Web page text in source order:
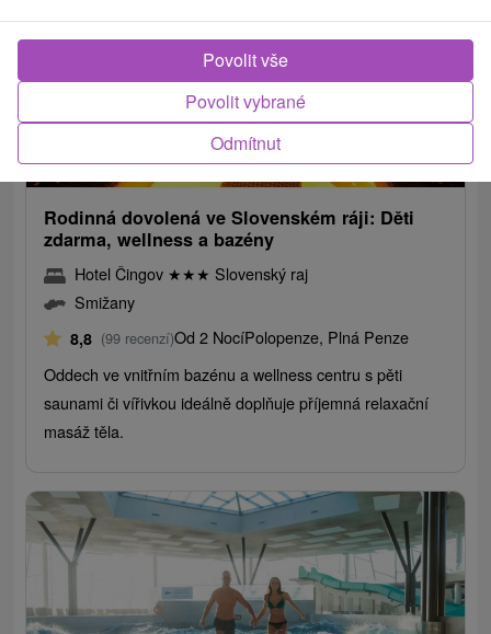
od3 073,01Kč
Sleva 64 %
/noc/osoba
Rodinná dovolená ve Slovenském ráji: Děti
zdarma, wellness a bazény
Hotel Čingov ★★★ Slovenský raj
Smižany
8,8 (99 recenzí)Od 2 NocíPolopenze, Plná Penze
Oddech ve vnitřním bazénu a wellness centru s pěti
saunami či vířivkou ideálně doplňuje příjemná relaxační
masáž těla.
Odmítnut
Povolit vybrané
Povolit vše